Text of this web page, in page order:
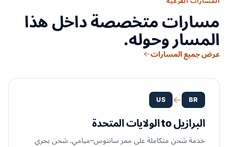
مسارات متخصصة داخل هذا
المسار وحوله.
عرض جميع المسارات
BR
US
البرازيل to الولايات المتحدة
خدمة شحن متكاملة على ممر سانتوس–ميامي. شحن بحري